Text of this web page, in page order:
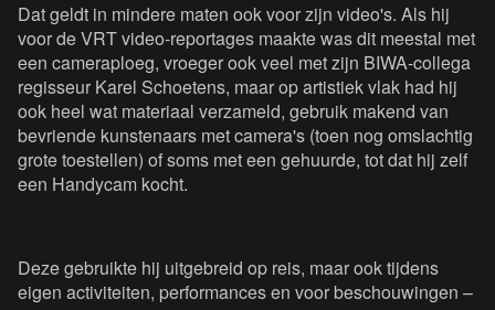
Dat geldt in mindere maten ook voor zijn video's. Als hij
voor de VRT video-reportages maakte was dit meestal met
een cameraploeg, vroeger ook veel met zijn BIWA-collega
regisseur Karel Schoetens, maar op artistiek vlak had hij
ook heel wat materiaal verzameld, gebruik makend van
bevriende kunstenaars met camera's (toen nog omslachtig
grote toestellen) of soms met een gehuurde, tot dat hij zelf
een Handycam kocht.
Deze gebruikte hij uitgebreid op reis, maar ook tijdens
eigen activiteiten, performances en voor beschouwingen –